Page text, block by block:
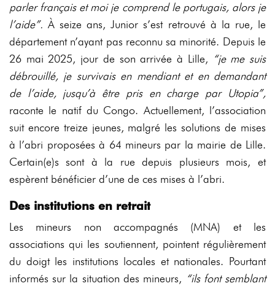
parler français et moi je comprend le portugais, alors je
l’aide”. À seize ans, Junior s’est retrouvé à la rue, le
département n’ayant pas reconnu sa minorité. Depuis le
26 mai 2025, jour de son arrivée à Lille, “je me suis
débrouillé, je survivais en mendiant et en demandant
de l’aide, jusqu’à être pris en charge par Utopia”,
raconte le natif du Congo. Actuellement, l’association
suit encore treize jeunes, malgré les solutions de mises
à l’abri proposées à 64 mineurs par la mairie de Lille.
Certain(e)s sont à la rue depuis plusieurs mois, et
espèrent bénéficier d’une de ces mises à l’abri.
Des institutions en retrait
Les mineurs non accompagnés (MNA) et les
associations qui les soutiennent, pointent régulièrement
du doigt les institutions locales et nationales. Pourtant
informés sur la situation des mineurs, “ils font semblant